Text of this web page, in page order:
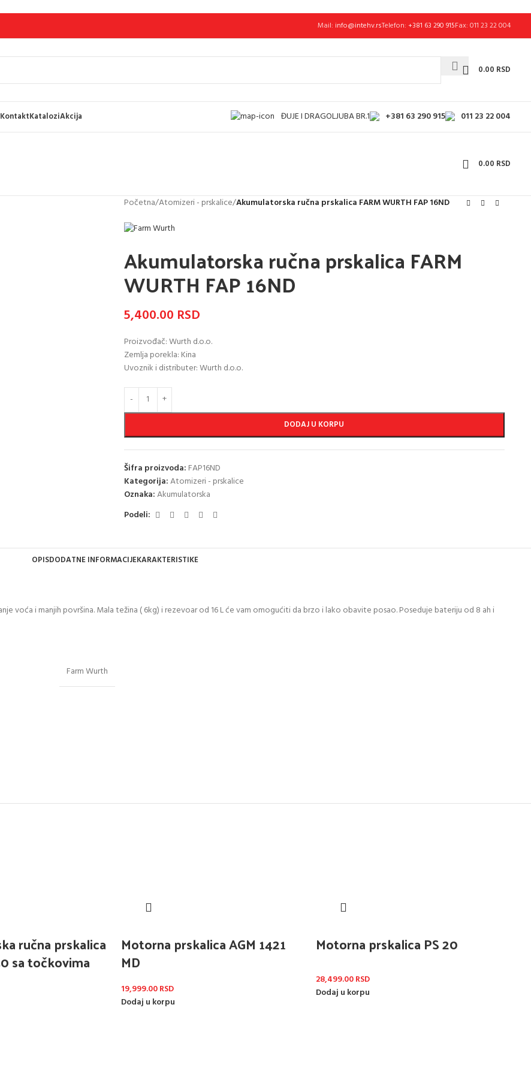
Mail: info@intehv.rsTelefon: +381 63 290 915Fax: 011 23 22 004
0.00 RSD
KontaktKataloziAkcija ĐUJE I DRAGOLJUBA BR.1 +381 63 290 915 011 23 22 004
0.00 RSD
Početna/Atomizeri - prskalice/Akumulatorska ručna prskalica FARM WURTH FAP 16ND
Akumulatorska ručna prskalica FARM
WURTH FAP 16ND
5,400.00 RSD
Proizvođač: Wurth d.o.o.
Zemlja porekla: Kina
Uvoznik i distributer: Wurth d.o.o.
DODAJ U KORPU
Šifra proizvoda: FAP16ND
Kategorija:Atomizeri - prskalice
Oznaka:Akumulatorska
Podeli:
OPISDODATNE INFORMACIJEKARAKTERISTIKE
voća i manjih površina. Mala težina ( 6kg) i rezevoar od 16 L će vam omogućiti da brzo i lako obavite posao. Poseduje bateriju od 8 ah i
Farm Wurth
ručna prskalica
sa točkovima
Motorna prskalica AGM 1421
MD
19,999.00RSD
Dodaj u korpu
Motorna prskalica PS 20
28,499.00RSD
Dodaj u korpu